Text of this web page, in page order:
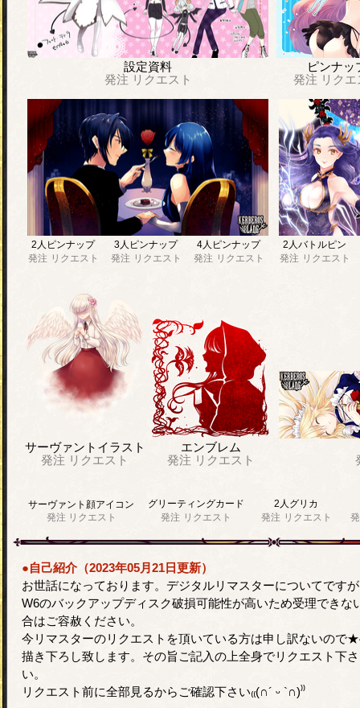
設定資料
発注 リクエスト
ピンナッ
発注 リク
2人ピンナップ
発注 リクエスト
3人ピンナップ
発注 リクエスト
4人ピンナップ
発注 リクエスト
2人バトルピン
発注 リクエスト
サーヴァントイラスト
発注 リクエスト
エンブレム
発注 リクエスト
サーヴァント顔アイコン
発注 リクエスト
グリーティングカード
発注 リクエスト
2人グリカ
発注 リクエスト
●自己紹介（2023年05月21日更新）
お世話になっております。デジタルリマスターについてです
W6のバックアップディスク破損可能性が高いため受理できな
合はご容赦ください。
今リマスターのリクエストを頂いている方は申し訳ないので
描き下ろし致します。その旨ご記入の上全身でリクエスト下さ
い。
リクエスト前に全部見るからご確認下さい₍₍(∩´ ᵕ `∩)⁾⁾